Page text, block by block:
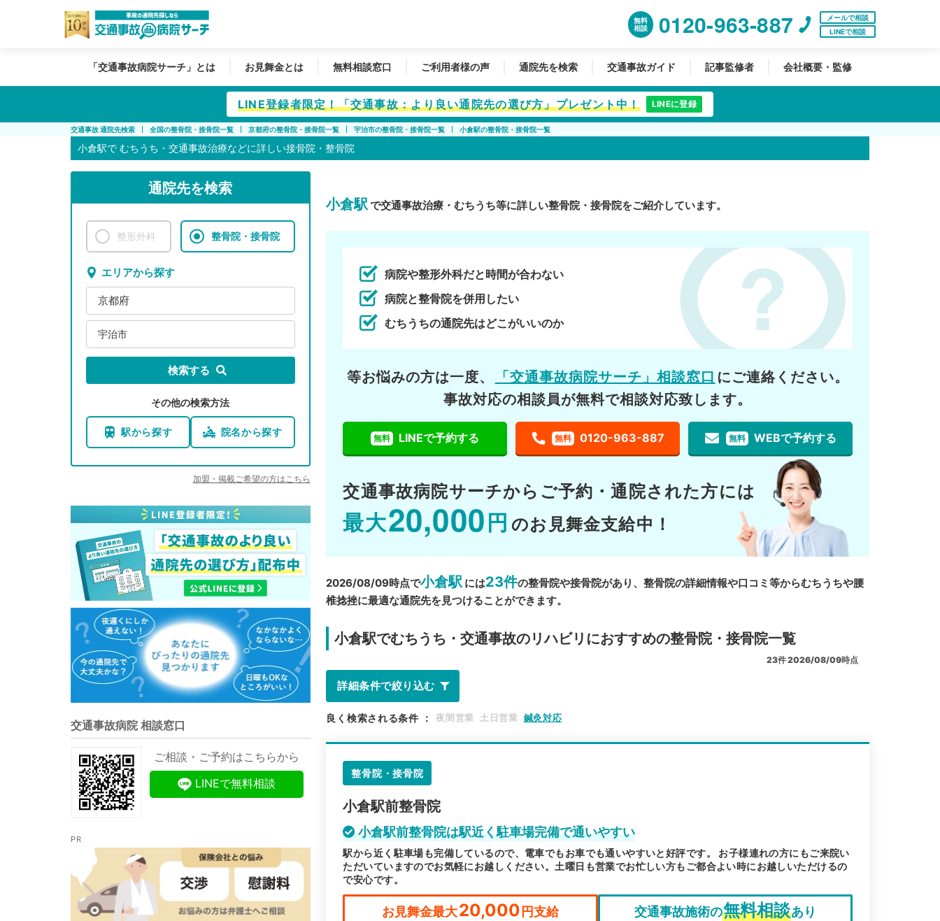
無料
相談
0120-963-887
メールで相談
LINEで相談
「交通事故病院サーチ」とは お見舞金とは 無料相談窓口 ご利用者様の声 通院先を検索 交通事故ガイド 記事監修者 会社概要・監修
LINE登録者限定！「交通事故：より良い通院先の選び方」プレゼント中！ LINEに登録
交通事故 通院先検索 全国の整骨院・接骨院一覧 京都府の整骨院・接骨院一覧 宇治市の整骨院・接骨院一覧 小倉駅の整骨院・接骨院一覧
小倉駅で むちうち・交通事故治療などに詳しい接骨院・整骨院
通院先を検索
整形外科 整骨院・接骨院
エリアから探す
京都府
宇治市
検索する
その他の検索方法
駅から探す 院名から探す
加盟・掲載ご希望の方はこちら
交通事故病院 相談窓口
ご相談・ご予約はこちらから
LINEで無料相談
小倉駅で交通事故治療・むちうち等に詳しい整骨院・接骨院をご紹介しています。
病院や整形外科だと時間が合わない
病院と整骨院を併用したい
むちうちの通院先はどこがいいのか
等お悩みの方は一度、 「交通事故病院サーチ」相談窓口 にご連絡ください。
事故対応の相談員が無料で相談対応致します。
無料 LINEで予約する 無料 0120-963-887 無料 WEBで予約する
交通事故病院サーチから ご予約・通院された方には
最大20,000 円 のお見舞金支給中！
2026/08/09時点で小倉駅 には23件の整骨院や接骨院があり、整骨院の詳細情報や口コミ等からむちうちや腰
椎捻挫に最適な通院先を見つけることができます。
小倉駅でむちうち・交通事故のリハビリにおすすめの整骨院・接骨院一覧
23件2026/08/09時点
詳細条件で絞り込む
良く検索される条件 ： 夜間営業 土日営業 鍼灸対応
整骨院・接骨院
小倉駅前整骨院
小倉駅前整骨院は駅近く駐車場完備で通いやすい
駅から近く駐車場も完備しているので、電車でもお車でも通いやすいと好評です。 お子様連れの方にもご来院い
ただいていますのでお気軽にお越しください。土曜日も営業でお忙しい方もご都合よい時にお越しいただけるの
で安心です。
お見舞金最大20,000円支給 交通事故施術の無料相談あり